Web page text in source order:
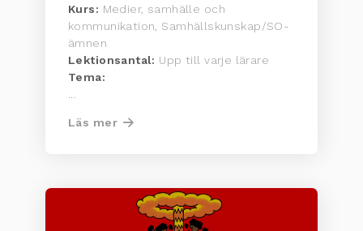
Kurs: Medier, samhälle och
kommunikation, Samhällskunskap/SO-
ämnen
Lektionsantal: Upp till varje lärare
Tema:
...
Läs mer